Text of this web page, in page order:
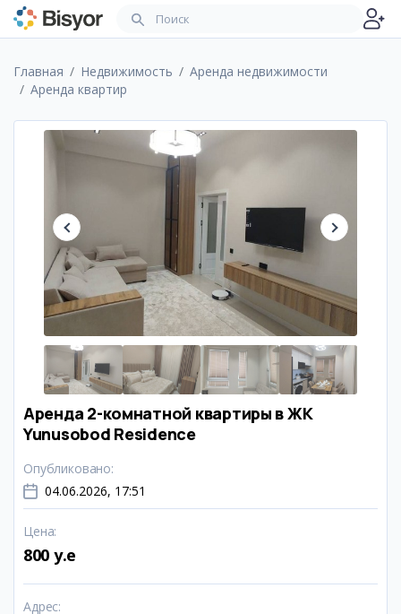
Главная Недвижимость
Аренда недвижимости
Аренда квартир
Аренда 2-комнатной квартиры в ЖК
Yunusobod Residence
Опубликовано:
04.06.2026, 17:51
Цена:
800 y.e
Адрес: